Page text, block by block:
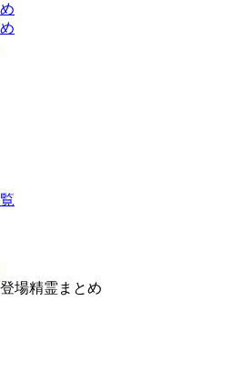
場精霊まとめ